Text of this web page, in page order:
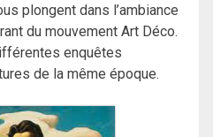
plongent dans l’ambiance
du mouvement Art Déco.
enquêtes
de la même époque.